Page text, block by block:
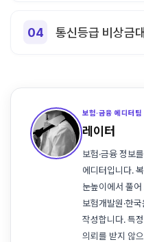
통신등급 비상금
보험·금융 에디터팀
레이터
보험·금융 정보
에디터입니다.
눈높이에서 풀
보험개발원·한
작성합니다. 특
의뢰를 받지 않